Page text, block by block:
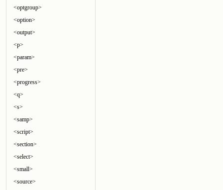
<optgroup>
<option>
<output>
<p>
<param>
<pre>
<progress>
<q>
<s>
<samp>
<script>
<section>
<select>
<small>
<source>